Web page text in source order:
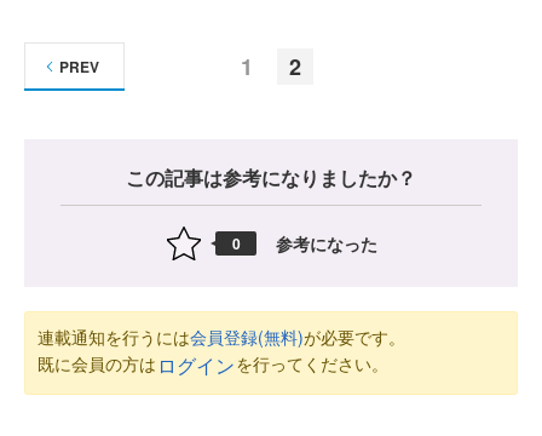
1 2
PREV
この記事は参考になりましたか？
0 参考になった
連載通知を行うには会員登録(無料)が必要です。
既に会員の方は ログインを行ってください。